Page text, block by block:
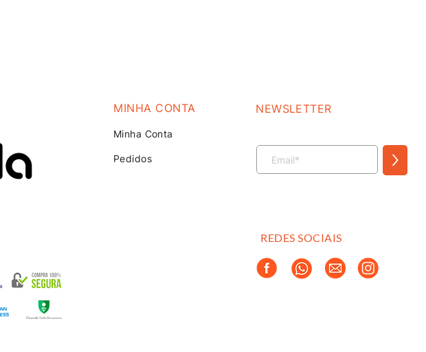
MINHA CONTA
Minha Conta
Pedidos
NEWSLETTER
>
REDES SOCIAIS